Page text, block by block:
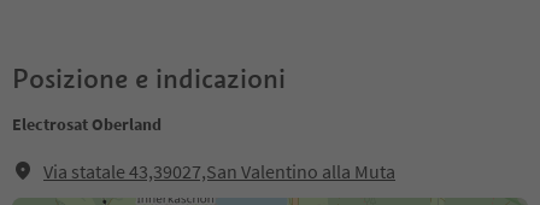
Posizione e indicazioni
Electrosat Oberland
Via statale 43,39027,San Valentino alla Muta